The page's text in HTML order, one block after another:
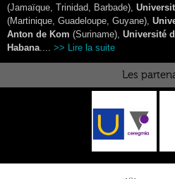
(Jamaïque, Trinidad, Barbade),
(Martinique, Guadeloupe, Guyane),
Anton de Kom (Suriname), Université
Habana.... >> Lire la suite
Les